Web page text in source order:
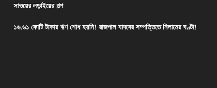
সাওয়ের লড়াইয়ের গল্প
১৬.৬১ কোটি টাকার ঋণ শোধ হয়নি! রাজপাল যাদবের সম্পত্তিতে নিলামের ঘণ্টা!